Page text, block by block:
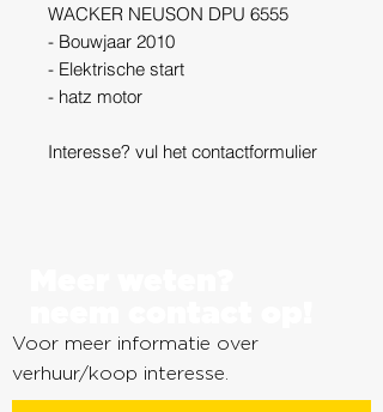
WACKER NEUSON DPU 6555
- Bouwjaar 2010
- Elektrische start
- hatz motor
Interesse? vul het contactformulier
Voor meer informatie over
verhuur/koop interesse.